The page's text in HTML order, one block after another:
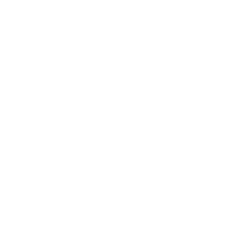
میراث فرهنگی، گردشگری و صنایع‌دستی￼